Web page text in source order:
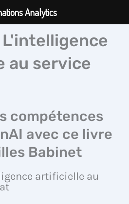
L'intelligence
au service
compétences
avec ce livre
Babinet
artificielle au
Analytics